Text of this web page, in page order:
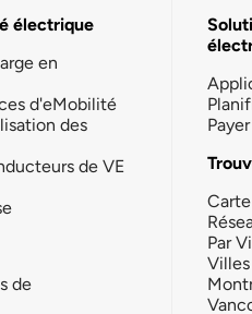
électrique
en
d'eMobilité
des
de VE
de
Par